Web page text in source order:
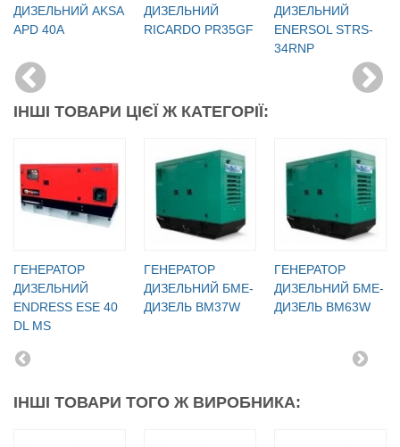
ДИЗЕЛЬНИЙ AKSA
APD 40A
ДИЗЕЛЬНИЙ
RICARDO PR35GF
ДИЗЕЛЬНИЙ
ENERSOL STRS-
34RNP
ІНШІ ТОВАРИ ЦІЄЇ Ж КАТЕГОРІЇ:
ГЕНЕРАТОР
ДИЗЕЛЬНИЙ
ENDRESS ESE 40
DL MS
ГЕНЕРАТОР
ДИЗЕЛЬНИЙ БМЕ-
ДИЗЕЛЬ BM37W
ГЕНЕРАТОР
ДИЗЕЛЬНИЙ БМЕ-
ДИЗЕЛЬ BM63W
ІНШІ ТОВАРИ ТОГО Ж ВИРОБНИКА: